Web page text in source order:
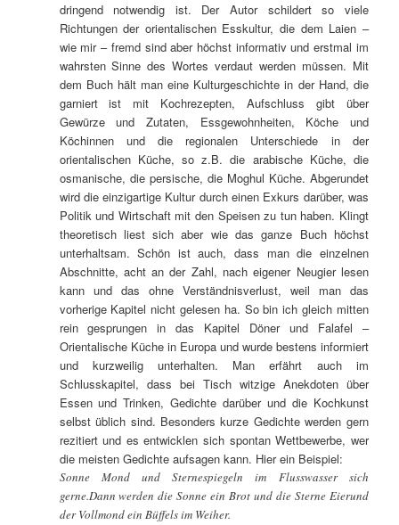
dringend notwendig ist. Der Autor schildert so viele
Richtungen der orientalischen Esskultur, die dem Laien –
wie mir – fremd sind aber höchst informativ und erstmal im
wahrsten Sinne des Wortes verdaut werden müssen. Mit
dem Buch hält man eine Kulturgeschichte in der Hand, die
garniert ist mit Kochrezepten, Aufschluss gibt über
Gewürze und Zutaten, Essgewohnheiten, Köche und
Köchinnen und die regionalen Unterschiede in der
orientalischen Küche, so z.B. die arabische Küche, die
osmanische, die persische, die Moghul Küche. Abgerundet
wird die einzigartige Kultur durch einen Exkurs darüber, was
Politik und Wirtschaft mit den Speisen zu tun haben. Klingt
theoretisch liest sich aber wie das ganze Buch höchst
unterhaltsam. Schön ist auch, dass man die einzelnen
Abschnitte, acht an der Zahl, nach eigener Neugier lesen
kann und das ohne Verständnisverlust, weil man das
vorherige Kapitel nicht gelesen ha. So bin ich gleich mitten
rein gesprungen in das Kapitel Döner und Falafel –
Orientalische Küche in Europa und wurde bestens informiert
und kurzweilig unterhalten. Man erfährt auch im
Schlusskapitel, dass bei Tisch witzige Anekdoten über
Essen und Trinken, Gedichte darüber und die Kochkunst
selbst üblich sind. Besonders kurze Gedichte werden gern
rezitiert und es entwicklen sich spontan Wettbewerbe, wer
die meisten Gedichte aufsagen kann. Hier ein Beispiel:
Sonne Mond und Sternespiegeln im Flusswasser sich
gerne.Dann werden die Sonne ein Brot und die Sterne Eierund
der Vollmond ein Büffels im Weiher.